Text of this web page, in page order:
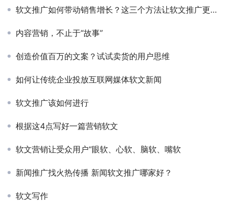
软文推广如何带动销售增长？这三个方法让软文推广更有效果
内容营销，不止于“故事”
创造价值百万的文案？试试卖货的用户思维
如何让传统企业投放互联网媒体软文新闻
软文推广该如何进行
根据这4点写好一篇营销软文
软文营销让受众用户“眼软、心软、脑软、嘴软
新闻推广找火热传播 新闻软文推广哪家好？
软文写作